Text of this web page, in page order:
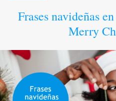
Frases navideñas
Merry